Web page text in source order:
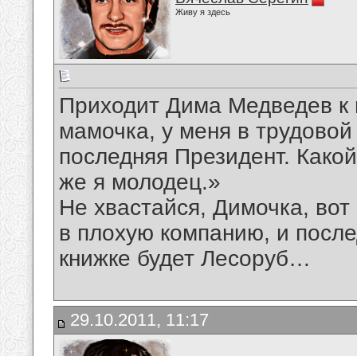
Живу я здесь
Приходит Дима Медведев к
мамочка, у меня в
последняя Президент. Какой
же я молодец.»
Не хвастайся, Димочка,
в плохую компанию, и
книжке будет Лесоруб…
29.10.2011, 11:17